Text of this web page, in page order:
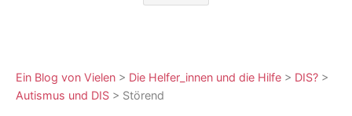
Ein Blog von Vielen > Die Helfer_innen und die Hilfe > DIS? >
Autismus und DIS > Störend